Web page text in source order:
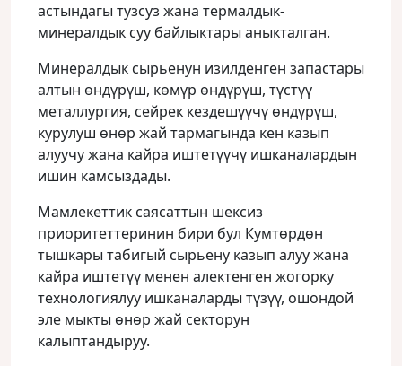
астындагы тузсуз жана термалдык-
минералдык суу байлыктары аныкталган.
Минералдык сырьенун изилденген запастары
алтын өндүрүш, көмүр өндүрүш, түстүү
металлургия, сейрек кездешүүчү өндүрүш,
курулуш өнөр жай тармагында кен казып
алуучу жана кайра иштетүүчү ишканалардын
ишин камсыздады.
Мамлекеттик саясаттын шексиз
приоритеттеринин бири бул Кумтөрдөн
тышкары табигый сырьену казып алуу жана
кайра иштетүү менен алектенген жогорку
технологиялуу ишканаларды түзүү, ошондой
эле мыкты өнөр жай секторун
калыптандыруу.